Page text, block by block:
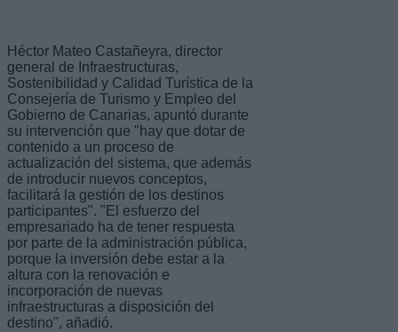
Héctor Mateo Castañeyra, director
general de Infraestructuras,
Sostenibilidad y Calidad Turística de la
Consejería de Turismo y Empleo del
Gobierno de Canarias, apuntó durante
su intervención que "hay que dotar de
contenido a un proceso de
actualización del sistema, que además
de introducir nuevos conceptos,
facilitará la gestión de los destinos
participantes". "El esfuerzo del
empresariado ha de tener respuesta
por parte de la administración pública,
porque la inversión debe estar a la
altura con la renovación e
incorporación de nuevas
infraestructuras a disposición del
destino", añadió.